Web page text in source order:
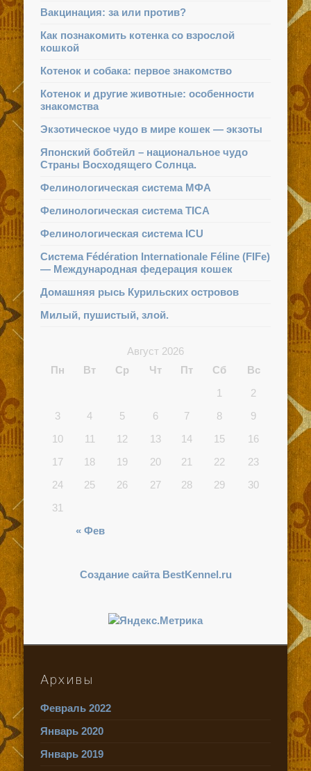
Вакцинация: за или против?
Как познакомить котенка со взрослой
кошкой
Котенок и собака: первое знакомство
Котенок и другие животные: особенности
знакомства
Экзотическое чудо в мире кошек — экзоты
Японский бобтейл – национальное чудо
Страны Восходящего Солнца.
Фелинологическая система МФА
Фелинологическая система TICA
Фелинологическая система ICU
Система Fédération Internationale Féline (FIFe)
— Международная федерация кошек
Домашняя рысь Курильских островов
Милый, пушистый, злой.
Август 2026
Пн
Вт Ср Чт Пт Сб Вс
« Фев
1
2
3
4 5 6 7 8
9
10
11 12 13 14 15
16
17
18 19 20 21 22
23
24
25 26 27 28 29
30
31
Создание сайта BestKennel.ru
Архивы
Февраль 2022
Январь 2020
Январь 2019